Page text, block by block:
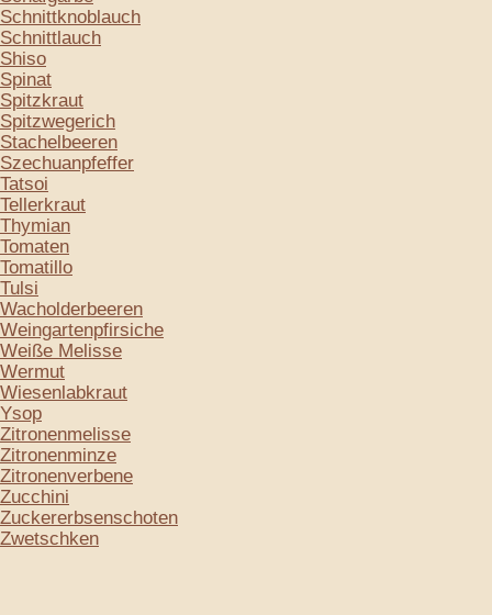
Schnittknoblauch
Schnittlauch
Shiso
Spinat
Spitzkraut
Spitzwegerich
Stachelbeeren
Szechuanpfeffer
Tatsoi
Tellerkraut
Thymian
Tomaten
Tomatillo
Tulsi
Wacholderbeeren
Weingartenpfirsiche
Weiße Melisse
Wermut
Wiesenlabkraut
Ysop
Zitronenmelisse
Zitronenminze
Zitronenverbene
Zucchini
Zuckererbsenschoten
Zwetschken